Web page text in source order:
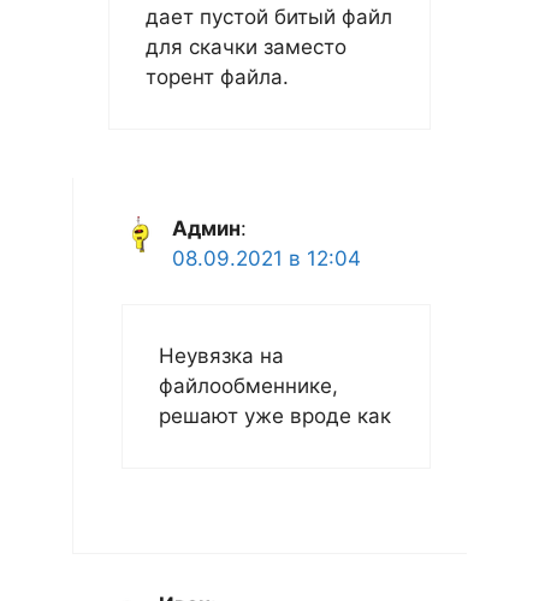
дает пустой битый файл
для скачки заместо
торент файла.
Админ:
08.09.2021 в 12:04
Неувязка на
файлообменнике,
решают уже вроде как